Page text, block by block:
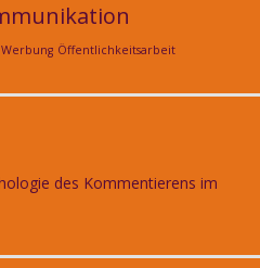
Werbung Öffentlichkeitsarbeit
des Kommentierens im